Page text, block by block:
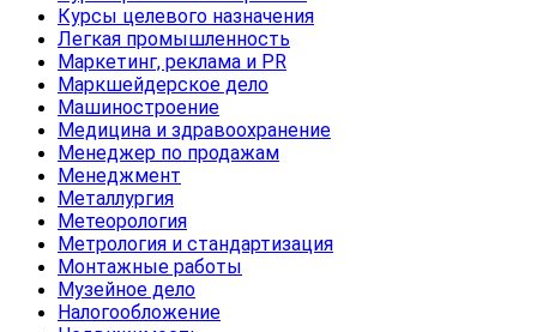
Курсы целевого назначения
Легкая промышленность
Маркетинг, реклама и PR
Маркшейдерское дело
Машиностроение
Медицина и здравоохранение
Менеджер по продажам
Менеджмент
Металлургия
Метеорология
Метрология и стандартизация
Монтажные работы
Музейное дело
Налогообложение